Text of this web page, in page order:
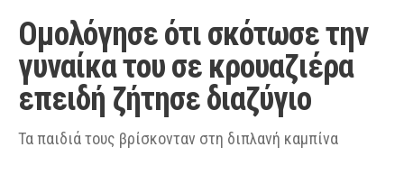
Ειδήσεις
Θέματα
Videos
Podcasts
Ομολόγησε ότι σκότωσε την
γυναίκα του σε κρουαζιέρα
επειδή ζήτησε διαζύγιο
Τα παιδιά τους βρίσκονταν στη διπλανή καμπίνα